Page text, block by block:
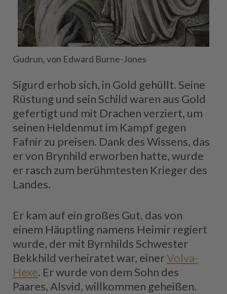
Gudrun, von Edward Burne-Jones
Sigurd erhob sich, in Gold gehüllt. Seine
Rüstung und sein Schild waren aus Gold
gefertigt und mit Drachen verziert, um
seinen Heldenmut im Kampf gegen
Fafnir zu preisen. Dank des Wissens, das
er von Brynhild erworben hatte, wurde
er rasch zum berühmtesten Krieger des
Landes.
Er kam auf ein großes Gut, das von
einem Häuptling namens Heimir regiert
wurde, der mit Byrnhilds Schwester
Bekkhild verheiratet war, einerVolva-
Hexe. Er wurde von dem Sohn des
Paares, Alsvid, willkommen geheißen.